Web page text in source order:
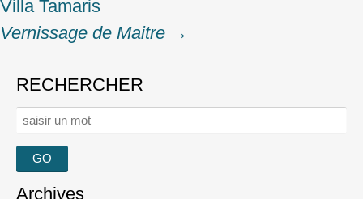
navigation
Villa Tamaris
Vernissage de Maitre →
RECHERCHER
Rechercher :
Archives